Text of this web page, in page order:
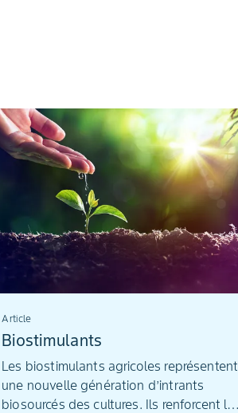
Article
Biostimulants
Les biostimulants agricoles représentent
une nouvelle génération d’intrants
biosourcés des cultures. Ils renforcent la